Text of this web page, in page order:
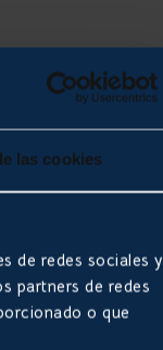
las cookies
de redes sociales y
partners de redes
o que